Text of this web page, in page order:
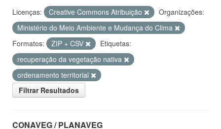
Licenças: Creative Commons Atribuição
Organizações:
Ministério do Meio Ambiente e Mudança do Clima
Formatos:
ZIP + CSV
Etiquetas:
recuperação da vegetação nativa
ordenamento territorial
Filtrar Resultados
CONAVEG / PLANAVEG